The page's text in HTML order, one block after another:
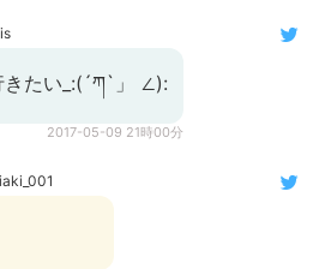
きたい_:(´ཀ`」 ∠):
2017-05-09 21時00分